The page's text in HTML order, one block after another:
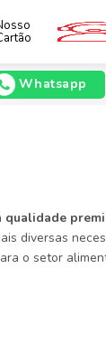
Whatsapp
qualidade
diversas
o setor